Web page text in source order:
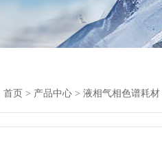
首页 > 产品中心 > 液相气相色谱耗材